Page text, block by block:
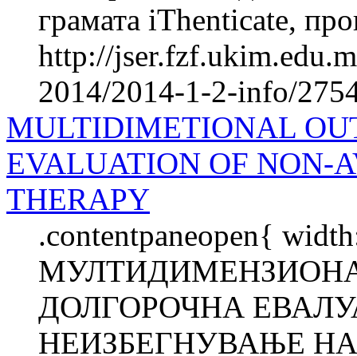
грамата iThenticate,
http://
2014/2014-1-2-info/
MULTIDIMETIONAL
EVALUATION OF NON-
THERAPY
.contentpaneopen{
ДОЛГОРОЧНА
НЕИЗБЕГНУВАЊЕ НА